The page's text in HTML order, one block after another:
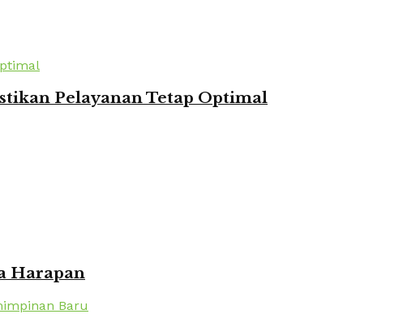
Pelayanan Tetap Optimal
Harapan